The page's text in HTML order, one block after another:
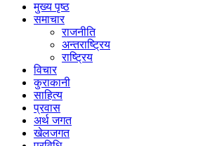
मुख्य पृष्ठ
समाचार
राजनीति
अन्तराष्ट्रिय
राष्ट्रिय
विचार
कुराकानी
साहित्य
प्रवास
अर्थ जगत
खेलजगत